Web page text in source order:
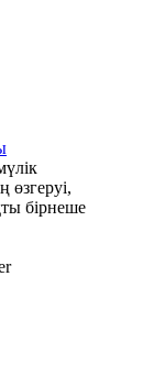
өзгеруі,
бірнеше